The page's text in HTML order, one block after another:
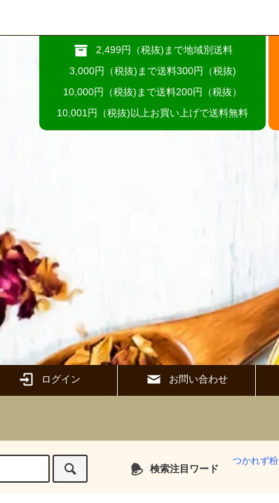
2,499円（税抜)まで地域別送料
3,000円（税抜)まで送料300円（税抜)
10,000円（税抜)まで送料200円（税抜）
10,001円（税抜)以上お買い上げで送料無料
ログイン お問い合わせ
検索注目ワード
つかれず粉